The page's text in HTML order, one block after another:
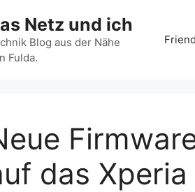
Netz und ich
Blog aus der Nähe
Fulda.
das Xperia